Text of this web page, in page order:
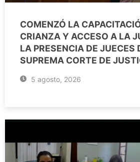
COMENZÓ LA
CRIANZA Y ACCESO A LA
LA PRESENCIA DE JUECES
SUPREMA CORTE DE
5 agosto, 2026